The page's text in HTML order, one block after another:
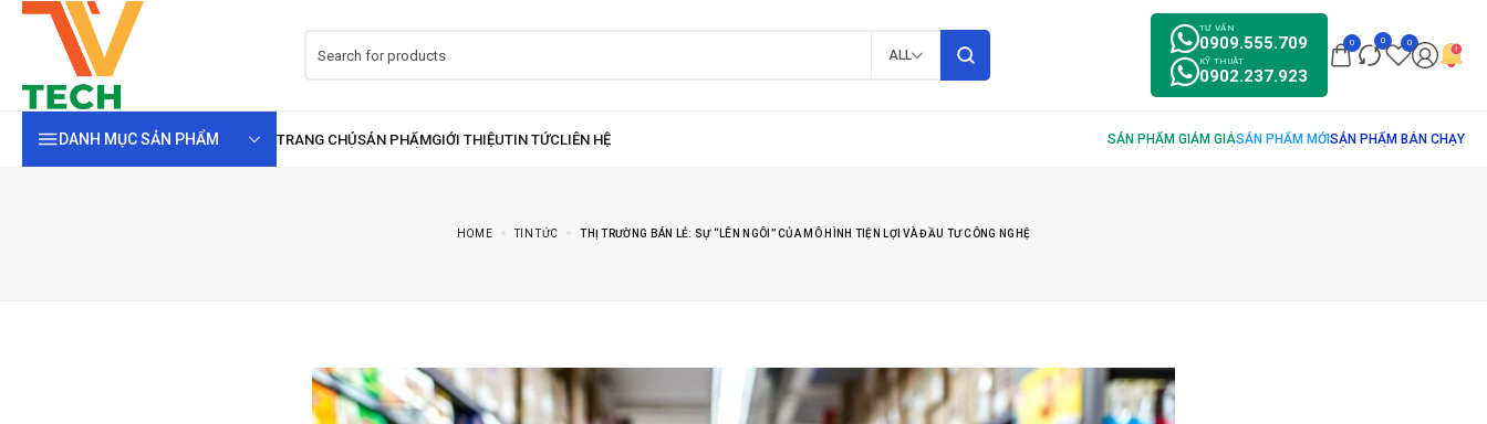
ALL
0909.555.709
TƯ VẤN
0902.237.923
KỸ THUẬT
0 0 0
DANH MỤC SẢN PHẨM
HOME TIN TỨC THỊ TRƯỜNG BÁN LẺ: SỰ “LÊN NGÔI” CỦA MÔ HÌNH TIỆN LỢI VÀ ĐẦU TƯ CÔNG NGHỆ